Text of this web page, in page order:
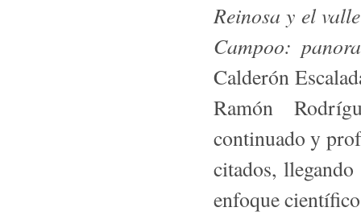
Reinosa y el
Campoo:
Calderón
Ra­món
continuado y
citados,
enfoque